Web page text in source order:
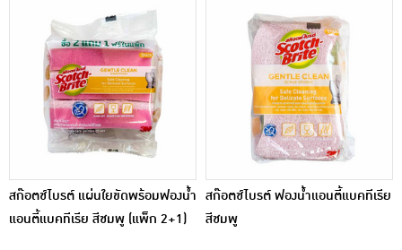
สก๊อตช์ไบรต์ แผ่นใยขัดพร้อมฟองน้ำ
แอนตี้แบคทีเรีย สีชมพู (แพ็ก 2+1)
สก๊อตช์ไบรต์ ฟองน้ำแอนตี้แบคทีเรีย
สีชมพู